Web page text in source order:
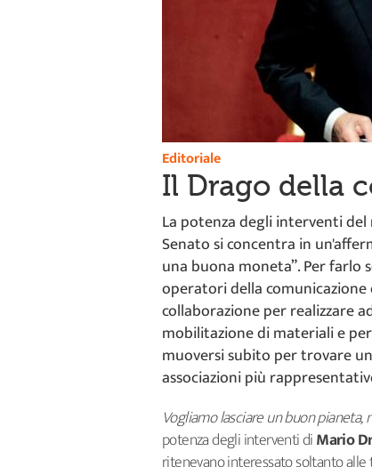
Editoriale
Il Drago della
La potenza degli interventi
Senato si concentra in
una buona moneta”. Per farlo
operatori della
collaborazione per realizzare
mobilitazione di materiali e
muoversi subito per trovare
associazioni più
Vogliamo lasciare un buon pianeta,
potenza degli interventi diMario